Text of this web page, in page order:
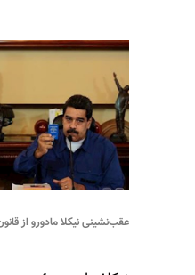
عقب‌نشینی نیکلا مادورو از